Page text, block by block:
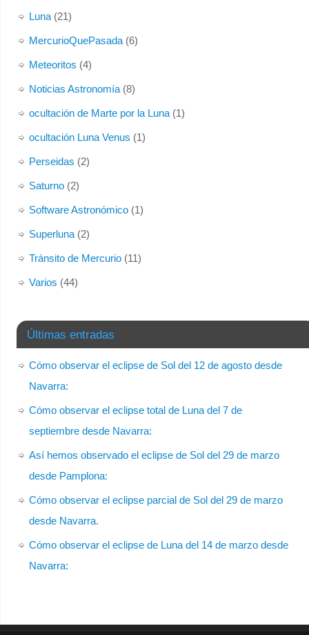
Luna(21)
MercurioQuePasada(6)
Meteoritos (4)
Noticias Astronomía(8)
ocultación de Marte por la Luna(1)
ocultación Luna Venus (1)
Perseidas (2)
Saturno(2)
Software Astronómico(1)
Superluna(2)
Tránsito de Mercurio(11)
Varios (44)
Últimas entradas
Cómo observar el eclipse de Sol del 12 de agosto desde
Navarra:
Cómo observar el eclipse total de Luna del 7 de
septiembre desde Navarra:
Así hemos observado el eclipse de Sol del 29 de marzo
desde Pamplona:
Cómo observar el eclipse parcial de Sol del 29 de marzo
desde Navarra.
Cómo observar el eclipse de Luna del 14 de marzo desde
Navarra: